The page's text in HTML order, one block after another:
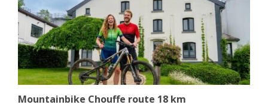
Mountainbike Chouffe route 18 km